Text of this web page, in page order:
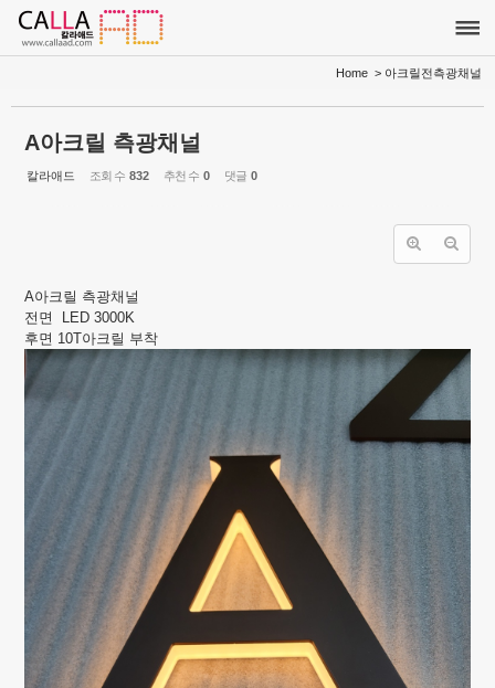
Home > 아크릴전측광채널
A아크릴 측광채널
칼라애드 조회 수 832 추천 수 0 댓글 0
A아크릴 측광채널
전면 LED 3000K
후면 10T아크릴 부착